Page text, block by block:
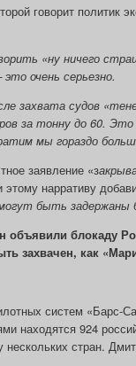
говорит политик
«ну ничего
очень серьезно.
захвата судов
за тонну до 60.
мы гораздо
заявление «з
этому нарративу
быть задержаны
объявили блокаду
захвачен, как
систем «Барс-
находятся 924
стран.